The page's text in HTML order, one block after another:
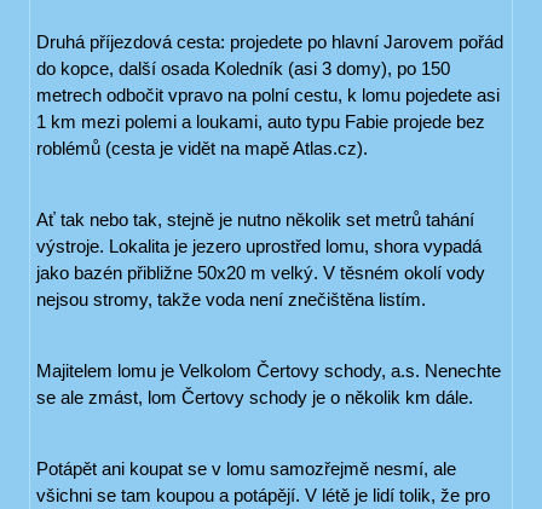
Druhá příjezdová cesta: projedete po hlavní Jarovem pořád
do kopce, další osada Koledník (asi 3 domy), po 150
metrech odbočit vpravo na polní cestu, k lomu pojedete asi
1 km mezi polemi a loukami, auto typu Fabie projede bez
roblémů (cesta je vidět na mapě Atlas.cz).
Ať tak nebo tak, stejně je nutno několik set metrů tahání
výstroje. Lokalita je jezero uprostřed lomu, shora vypadá
jako bazén přibližne 50x20 m velký. V těsném okolí vody
nejsou stromy, takže voda není znečištěna listím.
Majitelem lomu je Velkolom Čertovy schody, a.s. Nenechte
se ale zmást, lom Čertovy schody je o několik km dále.
Potápět ani koupat se v lomu samozřejmě nesmí, ale
všichni se tam koupou a potápějí. V létě je lidí tolik, že pro